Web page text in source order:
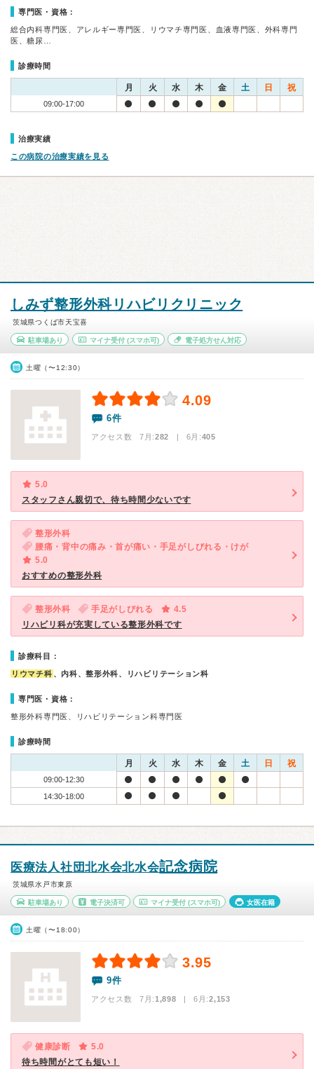
専門医・資格：
総合内科専門医、アレルギー専門医、リウマチ専門医、血液専門医、外科専門
医、糖尿…
診療時間
月 火 水 木 金 土 日 祝
09:00-17:00
治療実績
この病院の治療実績を見る
しみず整形外科リハビリクリニック
茨城県つくば市天宝喜
駐車場あり マイナ受付(スマホ可) 電子処方せん対応
土曜（〜12:30）
4.09
6件
アクセス数 7月:282 | 6月:405
5.0
スタッフさん親切で、待ち時間少ないです
整形外科
腰痛・背中の痛み・首が痛い・手足がしびれる・けが
5.0
おすすめの整形外科
整形外科 手足がしびれる
4.5
リハビリ科が充実している整形外科です
診療科目：
リウマチ科 、内科、整形外科、リハビリテーション科
専門医・資格：
整形外科専門医、リハビリテーション科専門医
診療時間
月 火 水 木 金 土 日 祝
09:00-12:30
14:30-18:00
医療法人社団北水会北水会記念病院
茨城県水戸市東原
駐車場あり 電子決済可 マイナ受付 (スマホ可) 女医在籍
土曜（〜18:00）
3.95
9件
アクセス数 7月:1,898 | 6月:2,153
健康診断
5.0
待ち時間がとても短い！